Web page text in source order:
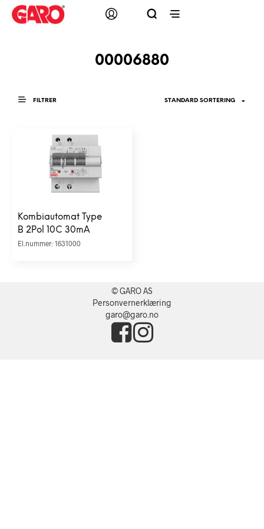
00006880
FILTRER
Kombiautomat Type
B 2Pol 10C 30mA
El.nummer: 1631000
© GARO AS
Personvernerklæring
garo@garo.no